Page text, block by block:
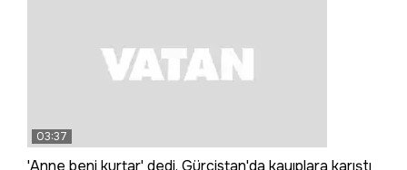
03:37
'Anne beni kurtar' dedi, Gürcistan'da kayıplara karıştı